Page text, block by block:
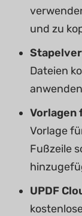
und zu
Dateien
Vorlagen
Vorlage
Fußzeile
UPDF